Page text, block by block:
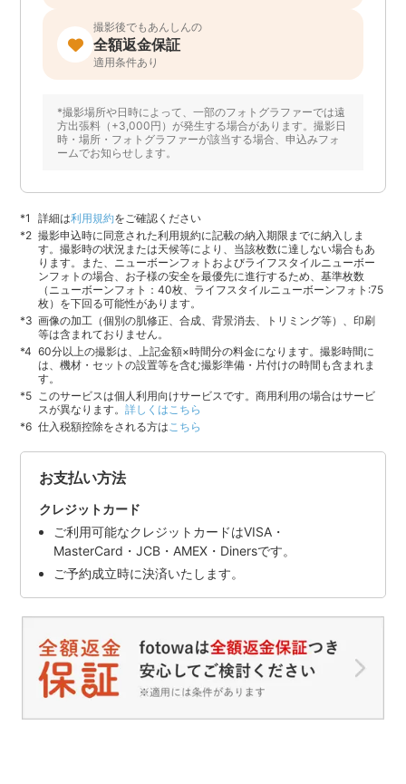
撮影後でもあんしんの
全額返金保証
適用条件あり
*撮影場所や日時によって、一部のフォトグラファーでは遠
方出張料（+3,000円）が発生する場合があります。撮影日
時・場所・フォトグラファーが該当する場合、申込みフォ
ームでお知らせします。
詳細は利用規約をご確認ください
撮影申込時に同意された利用規約に記載の納入期限までに納入しま
す。撮影時の状況または天候等により、当該枚数に達しない場合もあ
ります。また、ニューボーンフォトおよびライフスタイルニューボー
ンフォトの場合、お子様の安全を最優先に進行するため、基準枚数
（ニューボーンフォト：40枚、ライフスタイルニューボーンフォト:75
枚）を下回る可能性があります。
画像の加工（個別の肌修正、合成、背景消去、トリミング等）、印刷
等は含まれておりません。
60分以上の撮影は、上記金額×時間分の料金になります。撮影時間に
は、機材・セットの設置等を含む撮影準備・片付けの時間も含まれま
す。
このサービスは個人利用向けサービスです。商用利用の場合はサービ
スが異なります。詳しくはこちら
仕入税額控除をされる方はこちら
お支払い方法
クレジットカード
ご利用可能なクレジットカードはVISA・
MasterCard・JCB・AMEX・Dinersです。
ご予約成立時に決済いたします。